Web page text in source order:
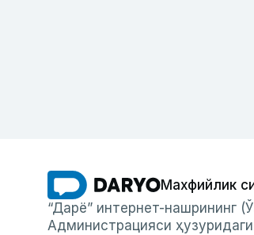
Махфийлик
“Дарё” интернет-нашрининг
Администрацияси